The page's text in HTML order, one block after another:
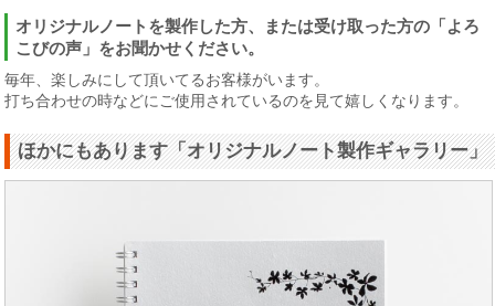
オリジナルノートを製作した方、または受け取った方の「よろ
こびの声」をお聞かせください。
毎年、楽しみにして頂いてるお客様がいます。
打ち合わせの時などにご使用されているのを見て嬉しくなります。
ほかにもあります「オリジナルノート製作ギャラリー」